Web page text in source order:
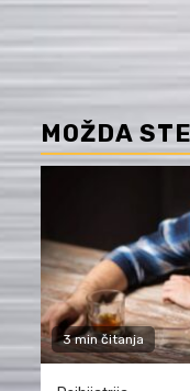
MOŽDA
3 min čitanja